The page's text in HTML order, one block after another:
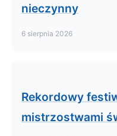
nieczynny
6 sierpnia 2026
Rekordowy
mistrzostwami